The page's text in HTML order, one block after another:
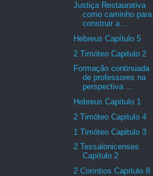
Justiça Restaurativa
como caminho para
construir a...
Hebreus Capítulo 5
2 Timóteo Capitulo 2
Formação continuada
de professores na
perspectiva ...
Hebreus Capítulo 1
2 Timóteo Capitulo 4
1 Timóteo Capitulo 3
2 Tessalonicenses
Capítulo 2
2 Coríntios Capítulo 8